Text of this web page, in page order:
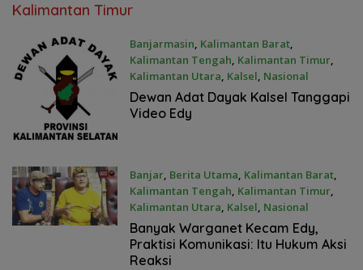
Kalimantan Timur
Banjarmasin, Kalimantan Barat,
Kalimantan Tengah, Kalimantan Timur,
Kalimantan Utara, Kalsel, Nasional
24 Januari 2022
Dewan Adat Dayak Kalsel Tanggapi
Video Edy
Banjar, Berita Utama, Kalimantan Barat,
Kalimantan Tengah, Kalimantan Timur,
Kalimantan Utara, Kalsel, Nasional
24 Januari 2022
Banyak Warganet Kecam Edy,
Praktisi Komunikasi: Itu Hukum Aksi
Reaksi